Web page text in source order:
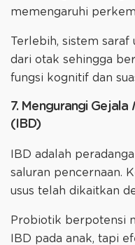
memengaruhi
Terlebih, sistem saraf
dari otak sehingga
fungsi kognitif dan
7. Mengurangi Gejala
(IBD)
IBD adalah
saluran pencernaan.
usus telah dikaitkan
Probiotik berpotensi
IBD pada anak, tapi